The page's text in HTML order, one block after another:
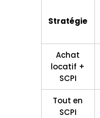
Stratégie
Achat
locatif +
SCPI
Tout en
SCPI